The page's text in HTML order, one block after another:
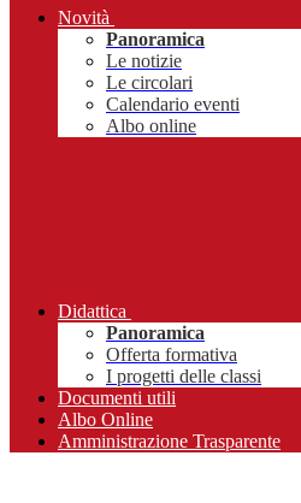
Novità
Panoramica
Le notizie
Le circolari
Calendario eventi
Albo online
Didattica
Panoramica
Offerta formativa
I progetti delle classi
Documenti utili
Albo Online
Amministrazione Trasparente